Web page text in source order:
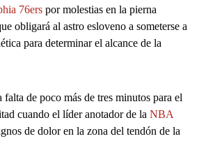
76ers por molestias en la pierna
obligará al astro esloveno a someterse a
para determinar el alcance de la
de poco más de tres minutos para el
cuando el líder anotador de la NBA
de dolor en la zona del tendón de la